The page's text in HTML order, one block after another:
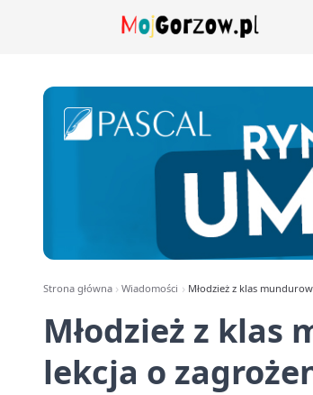
Strona główna Wiadomości Młodzież z klas
Młodzież z klas
lekcja o